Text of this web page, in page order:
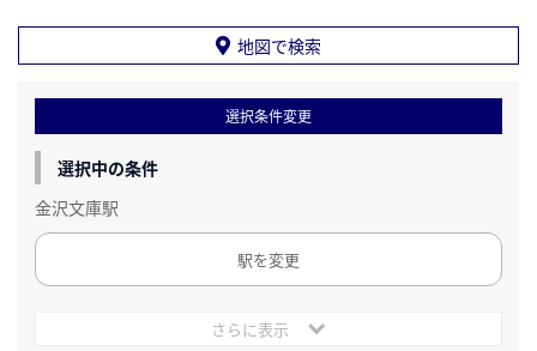
地図で検索
選択条件変更
選択中の条件
金沢文庫駅
駅を変更
さらに表示